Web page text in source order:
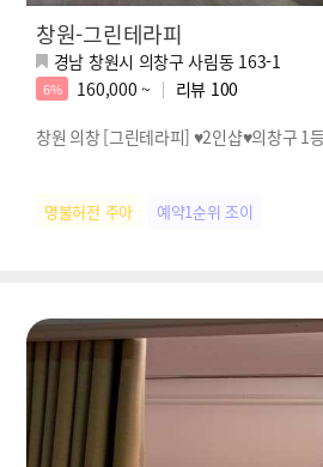
창원-그린테라피
경남 창원시 의창구 사림동 163-1
6% 160,000 ~ 리뷰 100
창원 의창 [그린테라피] ♥2인샵♥의창구 1
명불허전 주아 예약1순위 조이